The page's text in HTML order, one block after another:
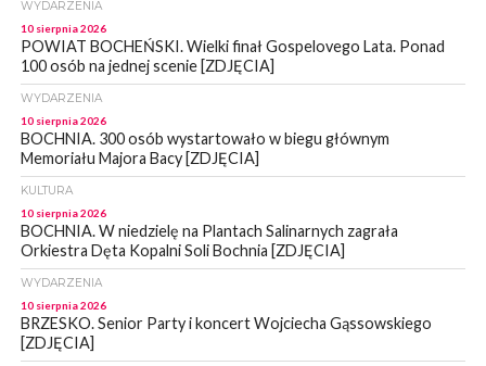
WYDARZENIA
10 sierpnia 2026
POWIAT BOCHEŃSKI. Wielki finał Gospelovego Lata. Ponad
100 osób na jednej scenie [ZDJĘCIA]
WYDARZENIA
10 sierpnia 2026
BOCHNIA. 300 osób wystartowało w biegu głównym
Memoriału Majora Bacy [ZDJĘCIA]
KULTURA
10 sierpnia 2026
BOCHNIA. W niedzielę na Plantach Salinarnych zagrała
Orkiestra Dęta Kopalni Soli Bochnia [ZDJĘCIA]
WYDARZENIA
10 sierpnia 2026
BRZESKO. Senior Party i koncert Wojciecha Gąssowskiego
[ZDJĘCIA]